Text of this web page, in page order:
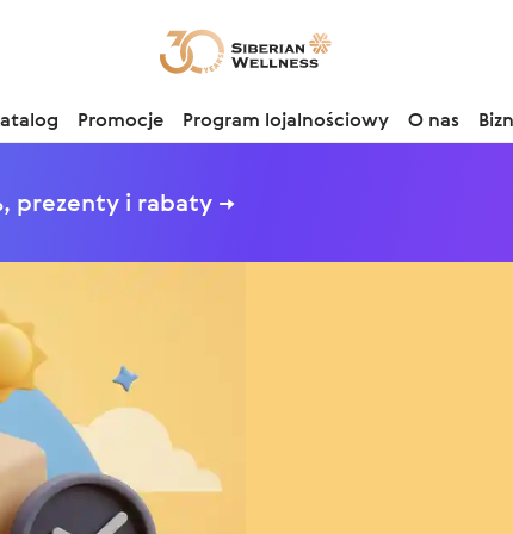
Promocje Program lojalnościowy O nas
prezenty i rabaty →